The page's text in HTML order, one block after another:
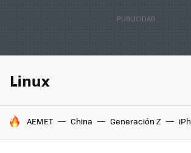
Linux
HOY SE HABLA DE
AEMET China Generación Z